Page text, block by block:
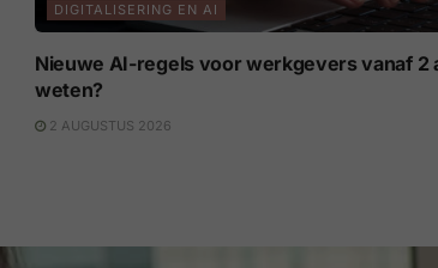
DIGITALISERING EN AI
Nieuwe AI-regels voor werkgevers vanaf 2
weten?
2 AUGUSTUS 2026